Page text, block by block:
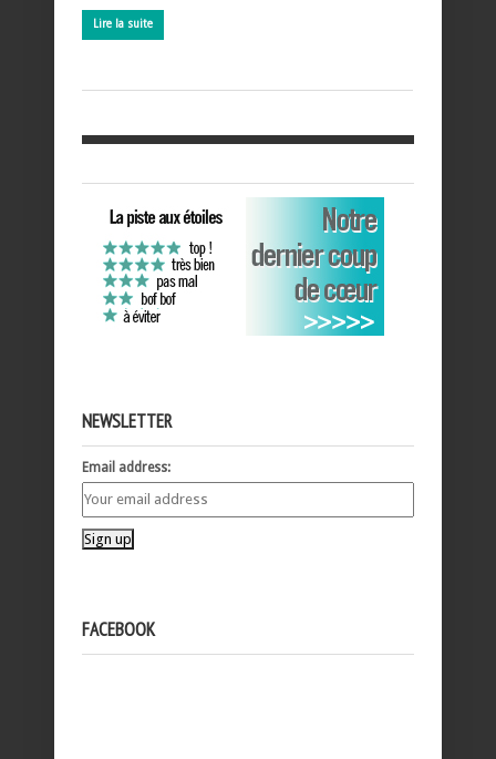
Lire la suite
NEWSLETTER
Email address:
FACEBOOK